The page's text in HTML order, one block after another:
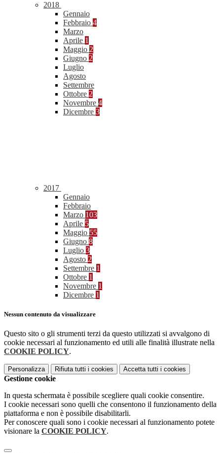
2018
Gennaio
Febbraio 4
Marzo
Aprile 1
Maggio 2
Giugno 2
Luglio
Agosto
Settembre
Ottobre 2
Novembre 4
Dicembre 3
2017
Gennaio
Febbraio
Marzo 103
Aprile 5
Maggio 55
Giugno 8
Luglio 3
Agosto 2
Settembre 1
Ottobre 1
Novembre 1
Dicembre 1
Nessun contenuto da visualizzare
Questo sito o gli strumenti terzi da questo utilizzati si avvalgono di
cookie necessari al funzionamento ed utili alle finalità illustrate nella
COOKIE POLICY.
Personalizza Rifiuta tutti i cookies Accetta tutti i cookies
Gestione cookie
In questa schermata è possibile scegliere quali cookie consentire.
I cookie necessari sono quelli che consentono il funzionamento della
piattaforma e non è possibile disabilitarli.
Per conoscere quali sono i cookie necessari al funzionamento potete
visionare la COOKIE POLICY.